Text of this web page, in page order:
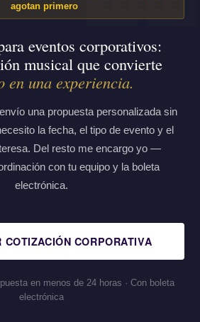
agotan primero
eventos corporativos:
musical que convierte
en una experiencia.
una propuesta personalizada sin
la fecha, el tipo de evento y el
Del resto me encargo yo —
con tu equipo y la boleta
electrónica.
COTIZACIÓN CORPORATIVA
en menos de 24 horas · Con boleta
electrónica